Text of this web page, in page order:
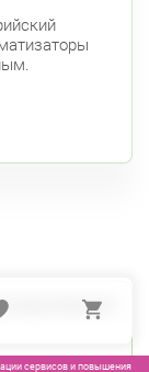
ЭКЗОТИК Ф/П
сервисов и повышения